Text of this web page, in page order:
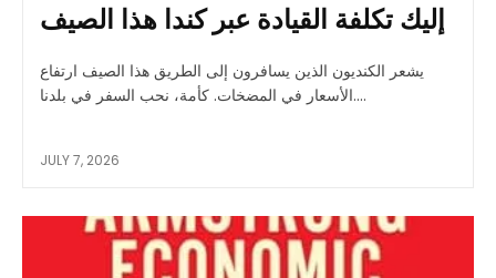
إليك تكلفة القيادة عبر كندا هذا الصيف
يشعر الكنديون الذين يسافرون إلى الطريق هذا الصيف ارتفاع
الأسعار في المضخات. كأمة، نحب السفر في بلدنا....
JULY 7, 2026